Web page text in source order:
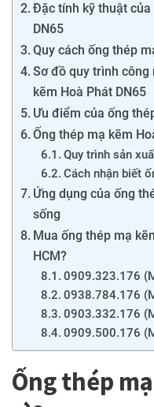
Đặc tính kỹ thuật
DN65
Quy cách ống thép
Sơ đồ quy trình công
kẽm Hoà Phát DN65
Ưu điểm của ống
Ống thép mạ kẽm
Quy trình sản
Cách nhận biết
Ứng dụng của ống
sống
Mua ống thép mạ
HCM?
0909.323.176
0938.784.176
0903.332.176
0909.500.176
Ống thép